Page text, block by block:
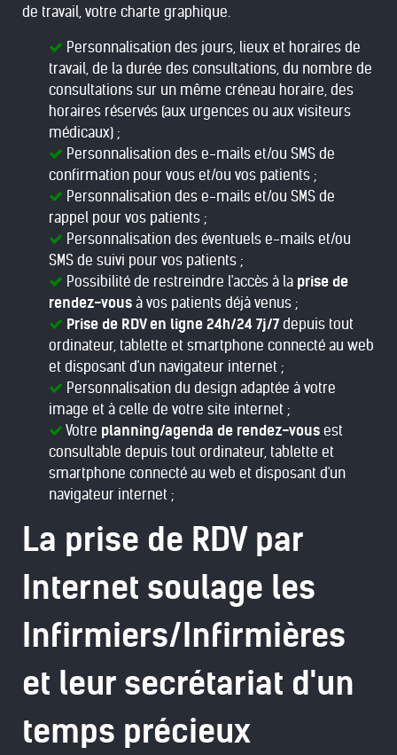
de travail, votre charte graphique.
Personnalisation des jours, lieux et horaires de
travail, de la durée des consultations, du nombre de
consultations sur un même créneau horaire, des
horaires réservés (aux urgences ou aux visiteurs
médicaux) ;
Personnalisation des e-mails et/ou SMS de
confirmation pour vous et/ou vos patients ;
Personnalisation des e-mails et/ou SMS de
rappel pour vos patients ;
Personnalisation des éventuels e-mails et/ou
SMS de suivi pour vos patients ;
Possibilité de restreindre l'accès à la prise de
rendez-vous à vos patients déjà venus ;
Prise de RDV en ligne 24h/24 7j/7depuis tout
ordinateur, tablette et smartphone connecté au web
et disposant d'un navigateur internet ;
Personnalisation du design adaptée à votre
image et à celle de votre site internet ;
Votre planning/agenda de rendez-vous est
consultable depuis tout ordinateur, tablette et
smartphone connecté au web et disposant d'un
navigateur internet ;
La prise de RDV par
Internet soulage les
Infirmiers/Infirmières
et leur secrétariat d'un
temps précieux